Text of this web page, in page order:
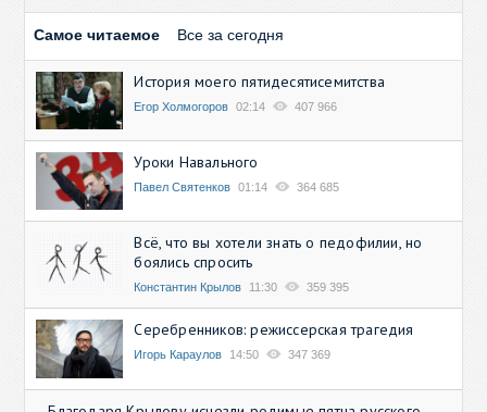
Самое читаемое Все за сегодня
История моего пятидесятисемитства
Егор Холмогоров 02:14 407 966
Уроки Навального
Павел Святенков 01:14 364 685
Всё, что вы хотели знать о педофилии, но
боялись спросить
Константин Крылов 11:30 359 395
Серебренников: режиссерская трагедия
Игорь Караулов 14:50 347 369